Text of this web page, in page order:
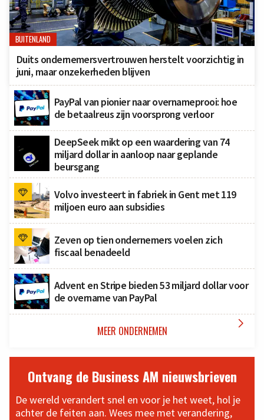
BUITENLAND
Duits ondernemersvertrouwen herstelt voorzichtig in
juni, maar onzekerheden blijven
PayPal van pionier naar overnameprooi: hoe
de betaalreus zijn voorsprong verloor
DeepSeek mikt op een waardering van 74
miljard dollar in aanloop naar geplande
beursgang
Volvo investeert in fabriek in Gent met 119
miljoen euro aan subsidies
Zeven op tien ondernemers voelen zich
fiscaal benadeeld
Advent en Stripe bieden 53 miljard dollar voor
de overname van PayPal
MEER ONDERNEMEN 
Ontvang de Business AM nieuwsbrieven
De wereld verandert snel en voor je het weet, hol je
achter de feiten aan. Wees mee met verandering,